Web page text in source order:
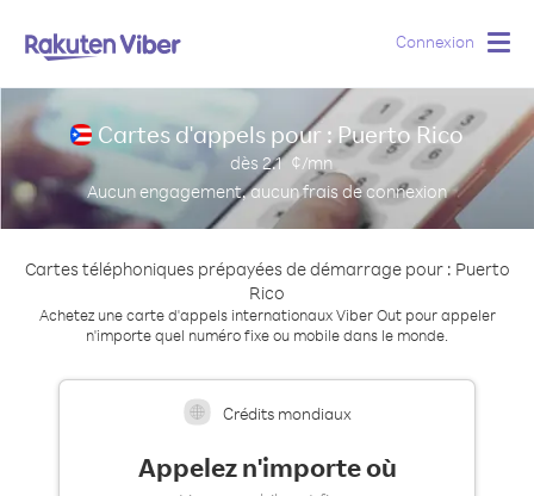
Connexion
Cartes d'appels pour : Puerto Rico
dès 2.1 ¢/mn
Aucun engagement, aucun frais de connexion
Cartes téléphoniques prépayées de démarrage pour : Puerto
Rico
Achetez une carte d'appels internationaux Viber Out pour appeler
n'importe quel numéro fixe ou mobile dans le monde.
Crédits mondiaux
Appelez n'importe où